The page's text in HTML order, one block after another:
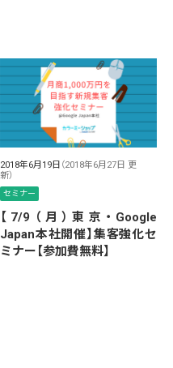
2018年6月19日 （2018年6月27日 更
新）
セミナー
【7/9（月）東京・Google
Japan本社開催】集客強化セ
ミナー【参加費無料】